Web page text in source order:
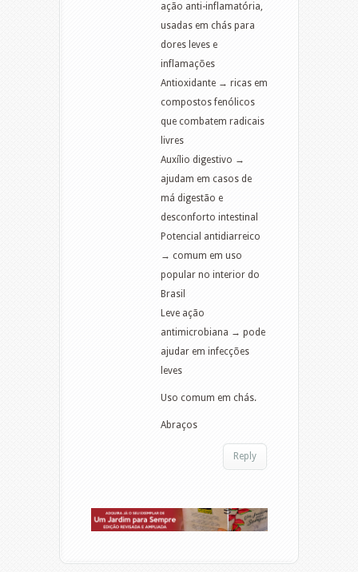
ação anti-inflamatória,
usadas em chás para
dores leves e
inflamações
Antioxidante → ricas em
compostos fenólicos
que combatem radicais
livres
Auxílio digestivo →
ajudam em casos de
má digestão e
desconforto intestinal
Potencial antidiarreico
→ comum em uso
popular no interior do
Brasil
Leve ação
antimicrobiana → pode
ajudar em infecções
leves
Uso comum em chás.
Abraços
Reply